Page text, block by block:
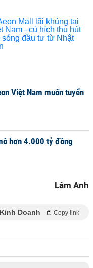
Việt Nam muốn tuyển
hơn 4.000 tỷ đồng
Lâm Anh
Doanh Copy link